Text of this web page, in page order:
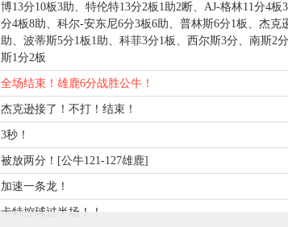
博13分10板3助、特伦特13分2板1助2断、AJ-格林11分4板
分4板8助、科尔-安东尼6分3板6助、普林斯6分1板、杰克
助、波蒂斯5分1板1助、科菲3分1板、西尔斯3分、南斯2
斯1分2板
全场结束！雄鹿6分战胜公牛！
杰克逊接了！不打！结束！
3秒！
被放两分！[公牛121-127雄鹿]
加速一条龙！
卡特控球过半场！！